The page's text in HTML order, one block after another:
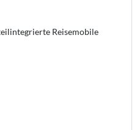
Reisemobile